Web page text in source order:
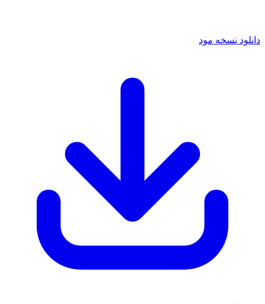
دانلود نسخه مود